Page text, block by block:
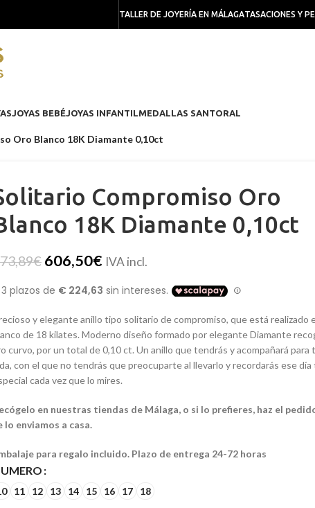
TALLER DE JOYERÍA EN MÁLAGATASACIONES Y
JOYAS BEBÉJOYAS INFANTILMEDALLAS SANTORAL
Oro Blanco 18K Diamante 0,10ct
Compromiso Oro
18K Diamante 0,10ct
€ 606,50€ IVA incl.
y elegante anillo tipo solitario de compromiso, que está realizado
de 18 kilates. Moderno diseño formado por elegante Diamante
curvo, por un total de 0,10 ct. Un anillo que tendrás y acompañará para
con el que no tendrás que preocuparte al llevarlo y recordarás ese día
cada vez que lo mires.
en nuestras tiendas de Málaga, o si lo prefieres, haz el
lo enviamos a casa.
para regalo incluido. Plazo de entrega 24-72 horas
11 12 13 14 15 16 17 18